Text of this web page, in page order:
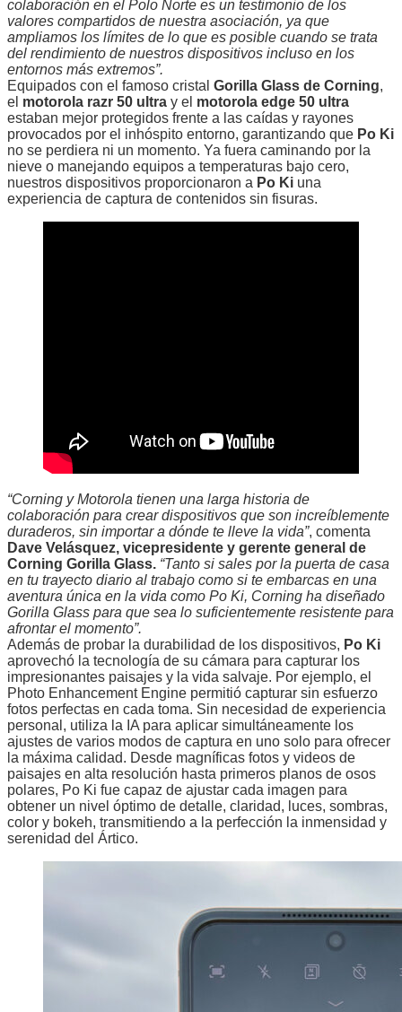
colaboración en el Polo Norte es un testimonio de los
valores compartidos de nuestra asociación, ya que
ampliamos los límites de lo que es posible cuando se trata
del rendimiento de nuestros dispositivos incluso en los
entornos más extremos”.
Equipados con el famoso cristal Gorilla Glass de Corning,
el motorola razr 50 ultra y el motorola edge 50 ultra
estaban mejor protegidos frente a las caídas y rayones
provocados por el inhóspito entorno, garantizando que Po Ki
no se perdiera ni un momento. Ya fuera caminando por la
nieve o manejando equipos a temperaturas bajo cero,
nuestros dispositivos proporcionaron a Po Ki una
experiencia de captura de contenidos sin fisuras.
“Corning y Motorola tienen una larga historia de
colaboración para crear dispositivos que son increíblemente
duraderos, sin importar a dónde te lleve la vida”, comenta
Dave Velásquez, vicepresidente y gerente general de
Corning Gorilla Glass. “Tanto si sales por la puerta de casa
en tu trayecto diario al trabajo como si te embarcas en una
aventura única en la vida como Po Ki, Corning ha diseñado
Gorilla Glass para que sea lo suficientemente resistente para
afrontar el momento”.
Además de probar la durabilidad de los dispositivos, Po Ki
aprovechó la tecnología de su cámara para capturar los
impresionantes paisajes y la vida salvaje. Por ejemplo, el
Photo Enhancement Engine permitió capturar sin esfuerzo
fotos perfectas en cada toma. Sin necesidad de experiencia
personal, utiliza la IA para aplicar simultáneamente los
ajustes de varios modos de captura en uno solo para ofrecer
la máxima calidad. Desde magníficas fotos y videos de
paisajes en alta resolución hasta primeros planos de osos
polares, Po Ki fue capaz de ajustar cada imagen para
obtener un nivel óptimo de detalle, claridad, luces, sombras,
color y bokeh, transmitiendo a la perfección la inmensidad y
serenidad del Ártico.